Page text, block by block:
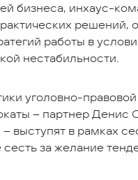
бизнеса, инхаус-
решений,
работы в
нестабильности.
уголовно-
– партнер Денис
выступят в рамках
сесть за желание